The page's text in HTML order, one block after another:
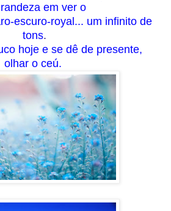
em ver o
escuro-royal... um infinito de
tons.
hoje e se dê de presente,
olhar o ceú.